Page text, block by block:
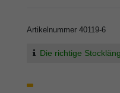
Artikelnummer 40119-6
Die richtige